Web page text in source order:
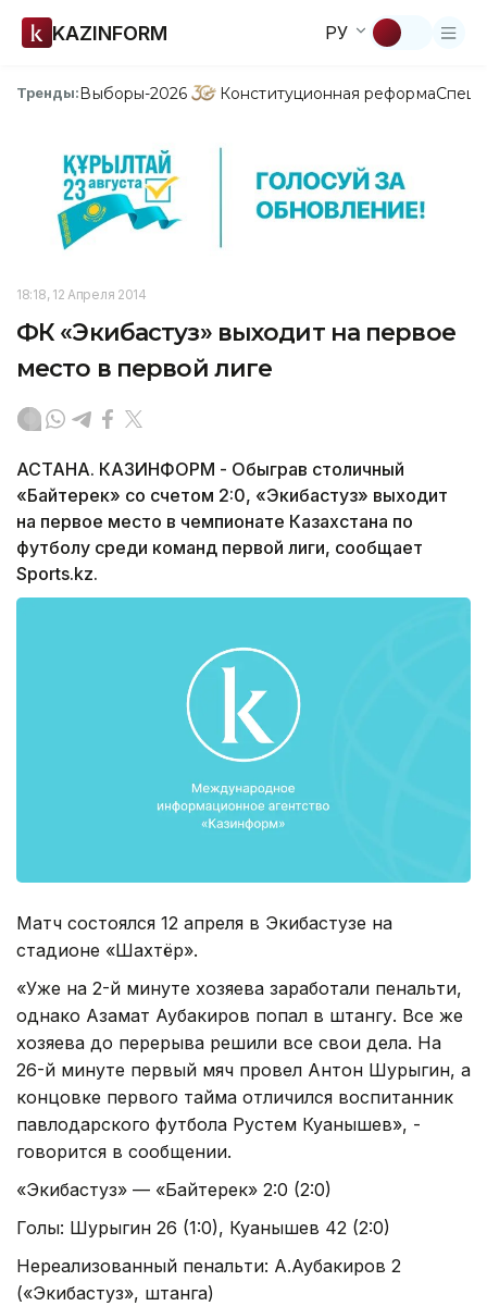
KAZINFORM РУ
Тренды:Выборы-2026 Конституционная реформа
18:18, 12 Апреля 2014
ФК «Экибастуз» выходит на первое
место в первой лиге
АСТАНА. КАЗИНФОРМ - Обыграв столичный
«Байтерек» со счетом 2:0, «Экибастуз» выходит
на первое место в чемпионате Казахстана по
футболу среди команд первой лиги, сообщает
Sports.kz.
Матч состоялся 12 апреля в Экибастузе на
стадионе «Шахтёр».
«Уже на 2-й минуте хозяева заработали пенальти,
однако Азамат Аубакиров попал в штангу. Все же
хозяева до перерыва решили все свои дела. На
26-й минуте первый мяч провел Антон Шурыгин, а
концовке первого тайма отличился воспитанник
павлодарского футбола Рустем Куанышев», -
говорится в сообщении.
«Экибастуз» — «Байтерек» 2:0 (2:0)
Голы: Шурыгин 26 (1:0), Куанышев 42 (2:0)
Нереализованный пенальти: А.Аубакиров 2
(«Экибастуз», штанга)